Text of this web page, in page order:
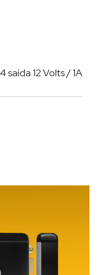
12 Volts / 1A